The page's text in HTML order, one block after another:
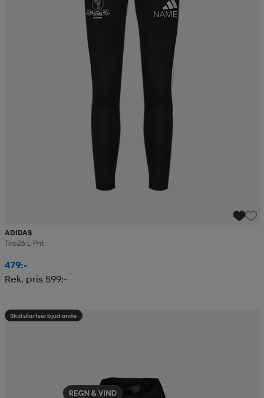
ADIDAS
Tiro26 L Pnt
479:-
Rek. pris 599:-
Skolstartserbjudande